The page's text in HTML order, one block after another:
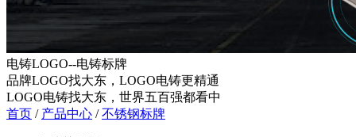
电铸LOGO--电铸标牌
品牌LOGO找大东，LOGO电铸更精通
LOGO电铸找大东，世界五百强都看中
首页 / 产品中心 / 不锈钢标牌